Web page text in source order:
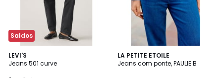
Saldos
LEVI'S
Jeans 501 curve
4,7
/ 5
3
Cores
LA PETITE ETOILE
Jeans com ponte, PAULIE B
5
/